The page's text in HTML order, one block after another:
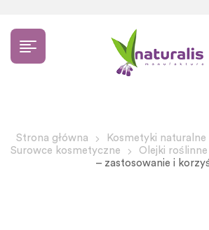
Strona główna
Kosmetyki
Surowce kosmetyczne
Olejki roślinne
– zastosowanie i